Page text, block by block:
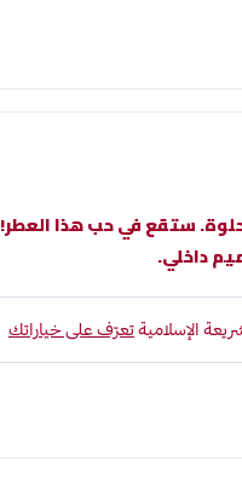
ستقع في حب هذا العطر!
داخلي.